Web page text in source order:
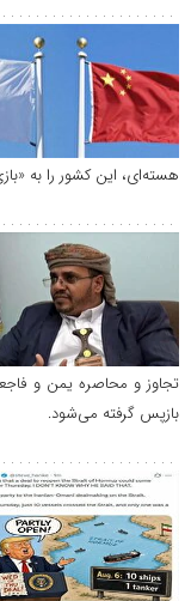
را به «بازی با آتش» متهم
از
یمن و فاجعه انسانی در
در